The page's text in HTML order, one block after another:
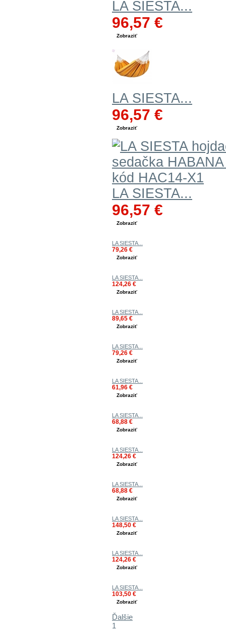
LA SIESTA...
96,57 €
Zobraziť
LA SIESTA...
96,57 €
Zobraziť
LA SIESTA...
96,57 €
Zobraziť
LA SIESTA...
79,26 €
Zobraziť
LA SIESTA...
124,26 €
Zobraziť
LA SIESTA...
89,65 €
Zobraziť
LA SIESTA...
79,26 €
Zobraziť
LA SIESTA...
61,96 €
Zobraziť
LA SIESTA...
68,88 €
Zobraziť
LA SIESTA...
124,26 €
Zobraziť
LA SIESTA...
68,88 €
Zobraziť
LA SIESTA...
148,50 €
Zobraziť
LA SIESTA...
124,26 €
Zobraziť
LA SIESTA...
103,50 €
Zobraziť
Ďalšie
1